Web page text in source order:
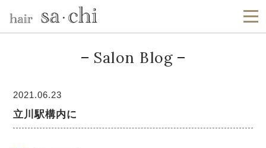
Salon Blog
2021.06.23
立川駅構内に